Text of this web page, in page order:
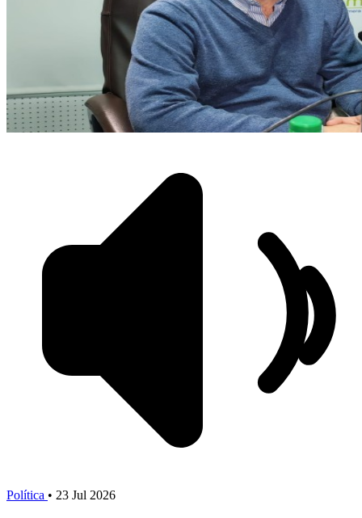
Política • 23 Jul 2026